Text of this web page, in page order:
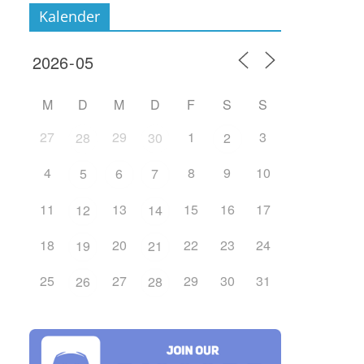
Kalender
M D M D F S
S
27
28 29 30 1 2
3
4
5 6 7 8 9
10
11
12 13 14 15 16
17
18
19 20 21 22 23
24
25
26 27 28 29 30 31